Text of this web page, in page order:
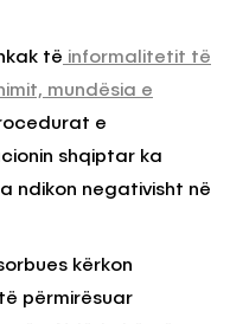
të informalitetit të
mundësia e
e
shqiptar ka
ndikon negativisht në
kërkon
përmirësuar